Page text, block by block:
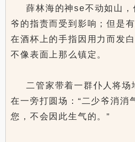
薛林海的神se不动如山
爷的指责而受到影响；但是
在酒杯上的手指因用力而发
不像表面上那么镇定。
二管家带着一群仆人将场
在一旁打圆场：“二少爷消消
您，不会因此生气的。”